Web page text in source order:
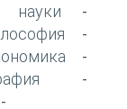
науки -
-
-
-
-